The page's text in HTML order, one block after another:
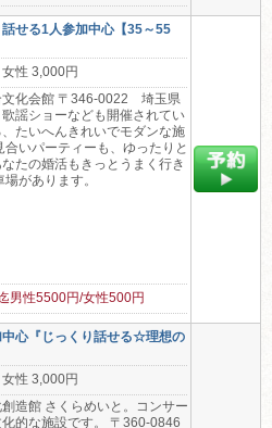
せる1人参加中心【35～55
女性 3,000円
化会館 〒346-0022 埼玉県
謡ショーなども開催されてい
たいへんきれいでモダンな施
いパーティーも、ゆったりと
たの婚活もきっとうまく行き
があります。
男性5500円/女性500円
心『じっくり話せる☆理想の
女性 3,000円
造館 さくらめいと。コンサー
的な施設です。 〒360-0846